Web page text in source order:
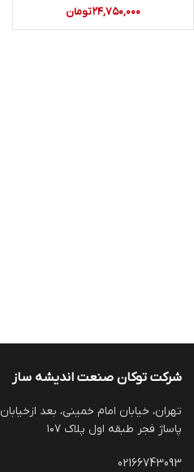
۲۴,۷۵۰,۰۰۰تومان
شرکت توکان صنعت اندیشه ساز
تهران، خیابان امام خمینی، بعد
پاساژ فجر طبقه اول پلاک ۱۰۷
02166743093